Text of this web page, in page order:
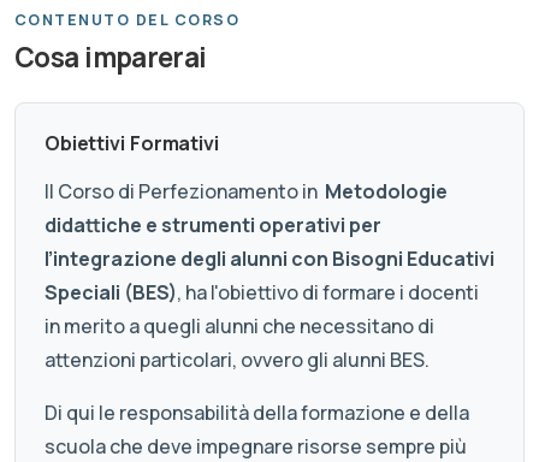
CONTENUTO DEL CORSO
Cosa imparerai
Obiettivi Formativi
Il Corso di Perfezionamento in Metodologie
didattiche e strumenti operativi per
l’integrazione degli alunni con Bisogni Educativi
Speciali (BES), ha l'obiettivo di formare i docenti
in merito a quegli alunni che necessitano di
attenzioni particolari, ovvero gli alunni BES.
Di qui le responsabilità della formazione e della
scuola che deve impegnare risorse sempre più